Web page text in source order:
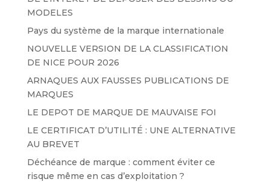
MODELES
Pays du système de la marque internationale
NOUVELLE VERSION DE LA CLASSIFICATION
DE NICE POUR 2026
ARNAQUES AUX FAUSSES PUBLICATIONS DE
MARQUES
LE DEPOT DE MARQUE DE MAUVAISE FOI
LE CERTIFICAT D’UTILITÉ : UNE ALTERNATIVE
AU BREVET
Déchéance de marque : comment éviter ce
risque même en cas d’exploitation ?